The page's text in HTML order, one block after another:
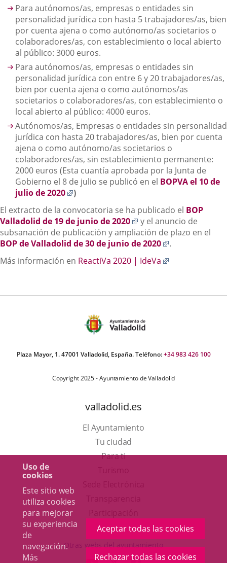
Uso de
cookies
Este sitio web
utiliza cookies
para mejorar
su experiencia
de
navegación.
Más
Aceptar todas las cookies
Rechazar todas las cookies
Para autónomos/as, empresas o entidades sin
personalidad jurídica con hasta 5 trabajadores/as, bien
por cuenta ajena o como autónomo/as societarios o
colaboradores/as, con establecimiento o local abierto
al público: 3000 euros.
Para autónomos/as, empresas o entidades sin
personalidad jurídica con entre 6 y 20 trabajadores/as,
bien por cuenta ajena o como autónomos/as
societarios o colaboradores/as, con establecimiento o
local abierto al público: 4000 euros.
Autónomos/as, Empresas o entidades sin personalidad
jurídica con hasta 20 trabajadores/as, bien por cuenta
ajena o como autónomo/as societarios o
colaboradores/as, sin establecimiento permanente:
2000 euros (Esta cuantía aprobada por la Junta de
Gobierno el 8 de julio se publicó en el BOPVA el 10 de
julio de 2020
Enlace
una
aplicación
externa.
)
El extracto de la convocatoria se ha publicado el BOP
Valladolid de 19 de junio de 2020
Enlace
a
una
externa.
y el anuncio de
subsanación de publicación y ampliación de plazo en el
BOP de Valladolid de 30 de junio de 2020
Enlace
.
Más información en ReactiVa 2020 | IdeVa
aplicación
Plaza Mayor, 1. 47001 Valladolid, España. Teléfono:+34 983 426 100
Copyright 2025 - Ayuntamiento de Valladolid
valladolid.es
El Ayuntamiento
Tu ciudad
Para ti
en
una
ventana
aplicación
externa.
Otras webs del ayuntamiento